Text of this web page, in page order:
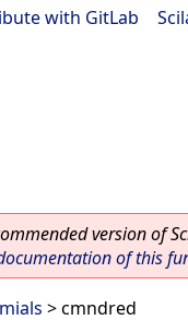
with GitLab
version of
of this
> cmndred